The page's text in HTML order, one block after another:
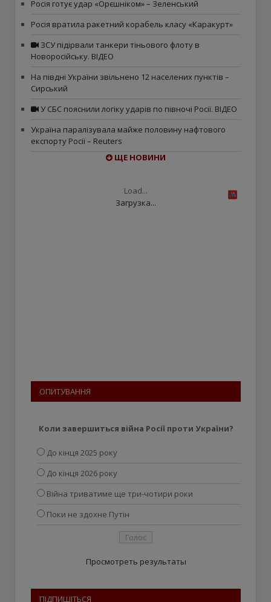
Росія готує удар «Орєшніком» – Зеленський
Росія вратила ракетний корабель класу «Каракурт»
ЗСУ підірвали танкери тіньового флоту в
Новоросійську. ВІДЕО
На півдні України звільнено 12 населених пунктів –
Сирський
У СБС пояснили логіку ударів по півночі Росії. ВІДЕО
Україна паралізувала майже половину нафтового
експорту Росії – Reuters
ЩЕ НОВИНИ
Load...
Загрузка...
ОПИТУВАННЯ
Коли завершиться війна Росії проти України?
До кінця 2025 року
До кінця 2026 року
Війна триватиме ще три-чотири роки
Поки не здохне Путін
Просмотреть результаты
ПІДПИШІТЬСЯ